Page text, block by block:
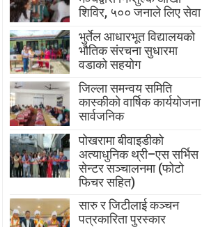
शिविर, ५०० जनाले लिए सेवा
भुर्तेल आधारभूत विद्यालयको
भौतिक संरचना सुधारमा
वडाको सहयोग
जिल्ला समन्वय समिति
कास्कीको वार्षिक कार्ययोजना
सार्वजनिक
पोखरामा बीवाइडीको
अत्याधुनिक थ्री–एस सर्भिस
सेन्टर सञ्चालनमा (फोटो
फिचर सहित)
सारु र जिटीलाई कञ्चन
पत्रकारिता पुरस्कार